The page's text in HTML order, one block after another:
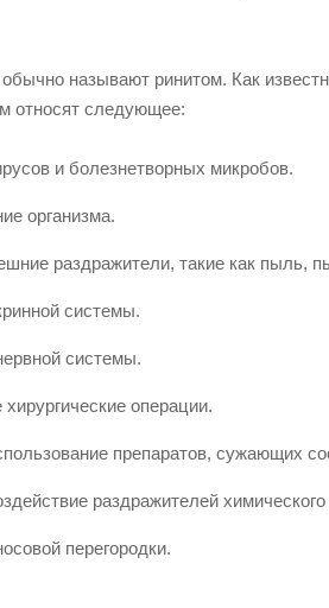
называют ринитом. Как
относят следующее:
и болезнетворных микробов.
организма.
раздражители, такие как пыль,
системы.
системы.
операции.
препаратов, сужающих
раздражителей
перегородки.